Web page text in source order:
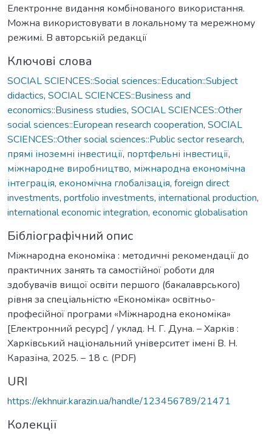
Електронне видання комбінованого використання.
Можна використовувати в локальному та мережному
режимі. В авторській редакції
Ключові слова
SOCIAL SCIENCES::Social sciences::Education::Subject
didactics, SOCIAL SCIENCES::Business and
economics::Business studies, SOCIAL SCIENCES::Other
social sciences::European research cooperation, SOCIAL
SCIENCES::Other social sciences::Public sector research,
прямі іноземні інвестиції, портфельні інвестиції,
міжнародне виробництво, міжнародна економічна
інтеграція, економічна глобалізація, foreign direct
investments, portfolio investments, international production,
international economic integration, economic globalisation
Бібліографічний опис
Міжнародна економіка : методичні рекомендації до
практичних занять та самостійної роботи для
здобувачів вищої освіти першого (бакалаврського)
рівня за спеціальністю «Економіка» освітньо-
професійної програми «Міжнародна економіка»
[Електронний ресурс] / уклад. Н. Г. Дуна. – Харків :
Харківський національний університет імені В. Н.
Каразіна, 2025. – 18 с. (PDF)
URI
https://ekhnuir.karazin.ua/handle/123456789/21471
Колекції